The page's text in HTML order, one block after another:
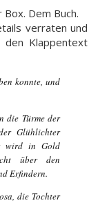
Dem Buch.
verraten und
Klappentext
konnte, und
die Türme der
Glühlichter
wird in Gold
über den
Erfindern.
die Tochter